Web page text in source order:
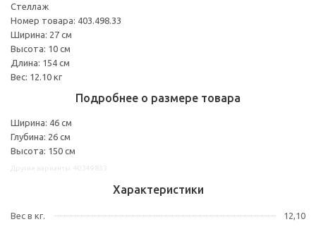
Стеллаж
Номер товара: 403.498.33
Ширина: 27 см
Высота: 10 см
Длина: 154 см
Вес: 12.10 кг
Подробнее о размере товара
Ширина: 46 см
Глубина: 26 см
Высота: 150 см
Характеристики
Вес в кг. 12,10